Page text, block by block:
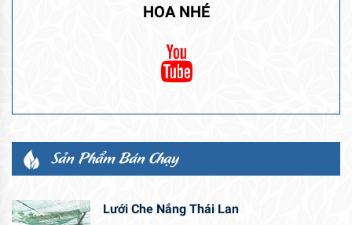
HOA NHÉ
Sản Phẩm Bán Chạy
Lưới Che Nắng Thái Lan